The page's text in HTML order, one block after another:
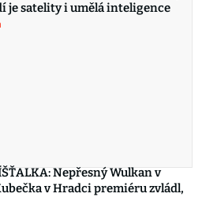
je satelity i umělá inteligence
Nepřesný Wulkan v
v Hradci premiéru zvládl,